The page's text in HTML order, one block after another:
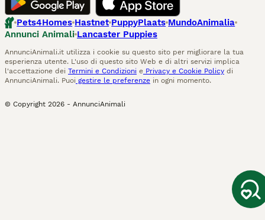
Pets4Homes Hastnet PuppyPlaats MundoAnimalia
Annunci Animali Lancaster Puppies
AnnunciAnimali.it utilizza i cookie su questo sito per migliorare la tua
esperienza utente. L'uso di questo sito Web e di altri servizi implica
l'accettazione dei Termini e Condizioni e Privacy e Cookie Policy di
AnnunciAnimali. Puoi gestire le preferenze in ogni momento.
© Copyright 2026 - AnnunciAnimali